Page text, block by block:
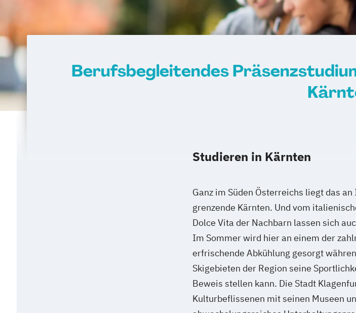
Berufsbegleitendes
Studieren in Kärnten
Ganz im Süden Österreichs liegt das
grenzende Kärnten. Und vom
Dolce Vita der Nachbarn lassen sich
Im Sommer wird hier an einem der
erfrischende Abkühlung gesorgt
Skigebieten der Region seine
Beweis stellen kann. Die Stadt
Kulturbeflissenen mit seinen Museen